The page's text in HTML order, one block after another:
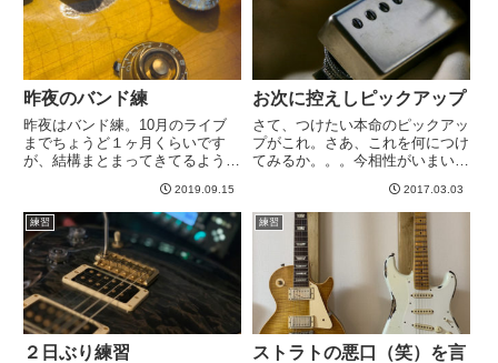
昨夜のバンド練
昨夜はバンド練。10月のライブ
までちょうど１ヶ月くらいです
が、結構まとまってきてるような
と聴けてませんが、ざっと聴く
と、自分の演奏でリズムが微妙に
走りがちだったりするところが抑
制できているのと、１音１音いま
まで...
2019.09.15
お次に控えしピックアップ
さて、つけたい本命のピックアッ
プがこれ。さあ、これを何につけ
てみるか。。。今相性がいまいち
在非常に良い感じのモカ＋
throbakをあえて付け替えること
で、PUの違いを掴みやすくする
というのも趣がある。はたまた
ワ...
2017.03.03
練習
２日ぶり練習
練習
ストラトの悪口（笑）を言